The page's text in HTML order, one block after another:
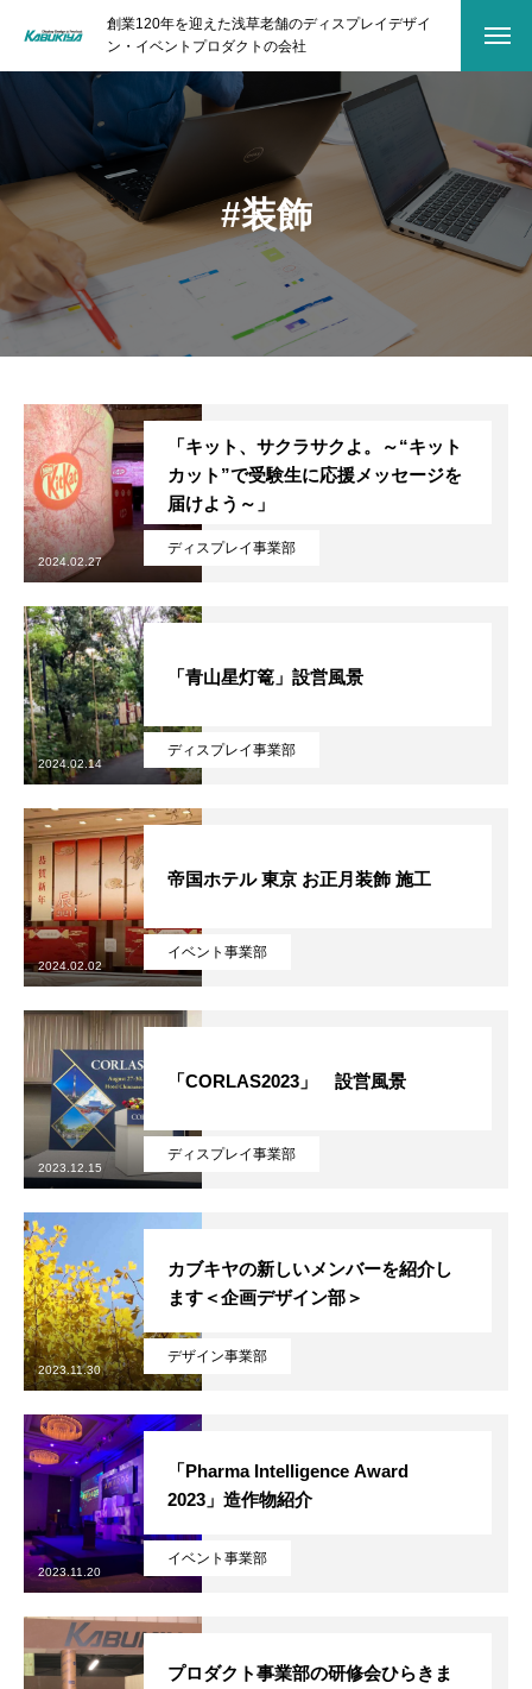
創業120年を迎えた浅草老舗のディスプレイデザイ
ン・イベントプロダクトの会社
#装飾
ディスプレイ事業部
「キット、サクラサクよ。～“キット
カット”で受験生に応援メッセージを
届けよう～」
2024.02.27
ディスプレイ事業部
「青山星灯篭」設営風景
2024.02.14
イベント事業部
帝国ホテル 東京 お正月装飾 施工
2024.02.02
ディスプレイ事業部
「CORLAS2023」 設営風景
2023.12.15
デザイン事業部
カブキヤの新しいメンバーを紹介し
ます＜企画デザイン部＞
2023.11.30
イベント事業部
「Pharma Intelligence Award
2023」造作物紹介
2023.11.20
プロダクト事業部の研修会ひらきま